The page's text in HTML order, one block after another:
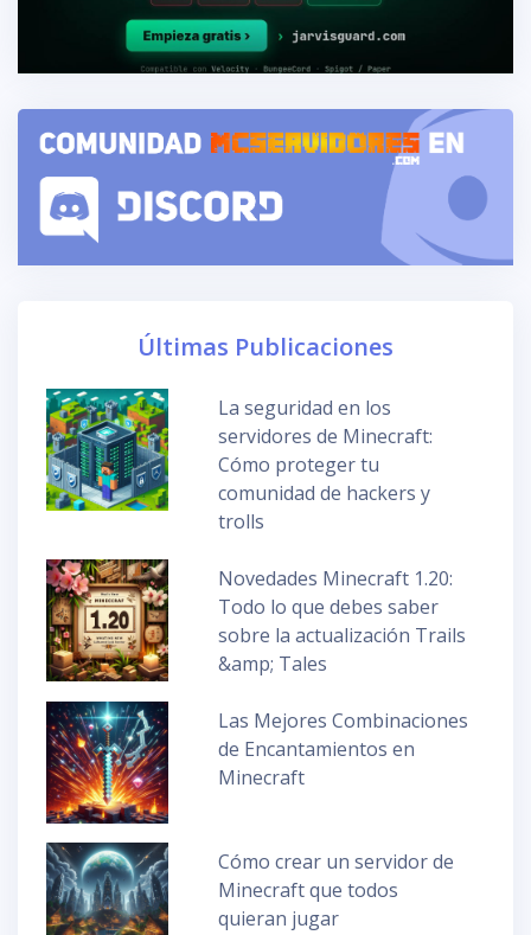
Últimas Publicaciones
La seguridad en los
servidores de Minecraft:
Cómo proteger tu
comunidad de hackers y
trolls
Novedades Minecraft 1.20:
Todo lo que debes saber
sobre la actualización Trails
&amp; Tales
Las Mejores Combinaciones
de Encantamientos en
Minecraft
Cómo crear un servidor de
Minecraft que todos
quieran jugar